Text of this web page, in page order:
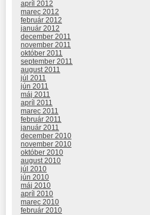
apríl 2012
marec 2012
február 2012
január 2012
december 2011
november 2011
október 2011
september 2011
august 2011
júl 2011
jún 2011
máj 2011
apríl 2011
marec 2011
február 2011
január 2011
december 2010
november 2010
október 2010
august 2010
júl 2010
jún 2010
máj 2010
apríl 2010
marec 2010
február 2010